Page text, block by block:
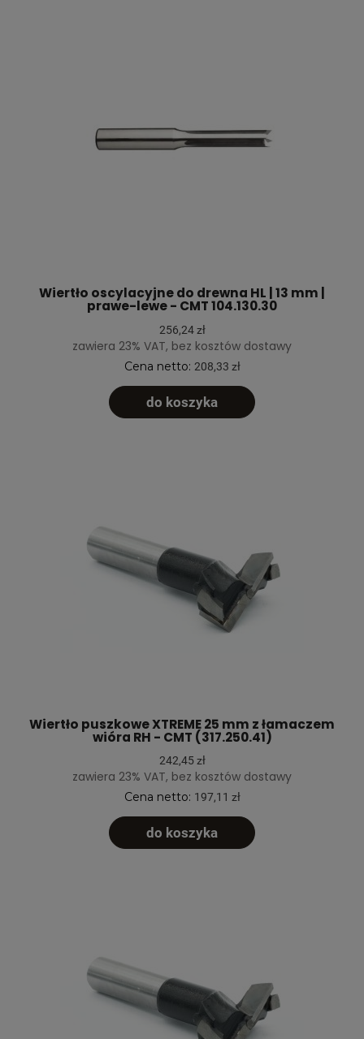
Wiertło oscylacyjne do drewna HL | 13 mm |
prawe-lewe - CMT 104.130.30
256,24 zł
zawiera 23% VAT, bez kosztów dostawy
Cena netto: 208,33 zł
do koszyka
Wiertło puszkowe XTREME 25 mm z łamaczem
wióra RH - CMT (317.250.41)
242,45 zł
zawiera 23% VAT, bez kosztów dostawy
Cena netto: 197,11 zł
do koszyka